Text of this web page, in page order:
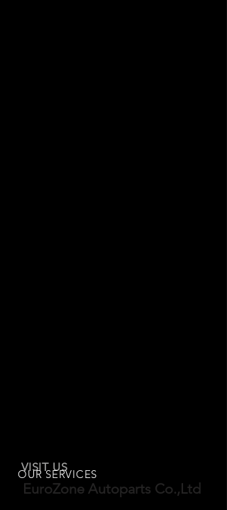
VISIT US
OUR SERVICES
EuroZone Autoparts Co.,Ltd